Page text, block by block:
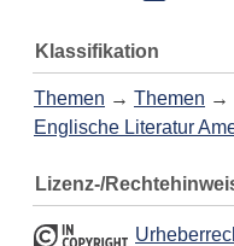
Klassifikation
Themen → Themen →
Englische Literatur
Lizenz-/